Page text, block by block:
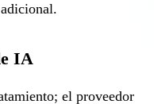
IA
el proveedor